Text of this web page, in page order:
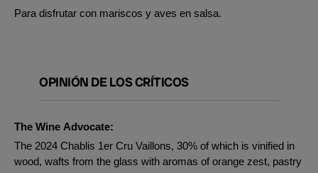
Para disfrutar con mariscos y aves en salsa.
OPINIÓN DE LOS CRÍTICOS
The Wine Advocate:
The 2024 Chablis 1er Cru Vaillons, 30% of which is vinified in
wood, wafts from the glass with aromas of orange zest, pastry